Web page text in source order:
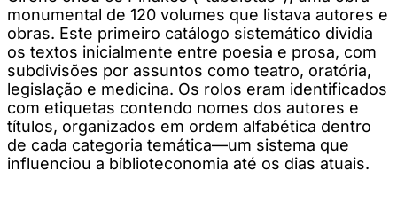
monumental de 120 volumes que listava autores e
obras. Este primeiro catálogo sistemático dividia
os textos inicialmente entre poesia e prosa, com
subdivisões por assuntos como teatro, oratória,
legislação e medicina. Os rolos eram identificados
com etiquetas contendo nomes dos autores e
títulos, organizados em ordem alfabética dentro
de cada categoria temática—um sistema que
influenciou a biblioteconomia até os dias atuais.